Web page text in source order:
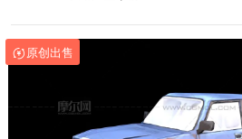
原创出售